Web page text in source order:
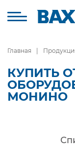
Главная
КУПИТЬ
МОНИНО